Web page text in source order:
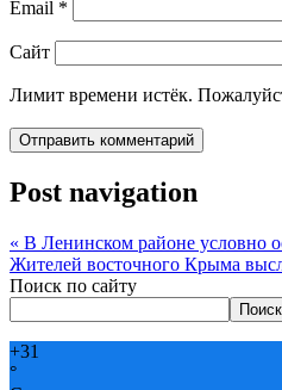
Email *
Сайт
Лимит времени истёк.
Post navigation
« В Ленинском районе условно
Жителей восточного Крыма
Поиск по сайту
Поиск
+31
°